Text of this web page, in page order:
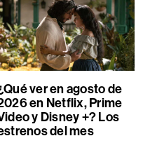
ver en agosto de
en Netflix, Prime
y Disney +? Los
del mes